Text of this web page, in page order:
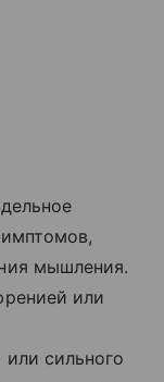
мышления.
или
сильного